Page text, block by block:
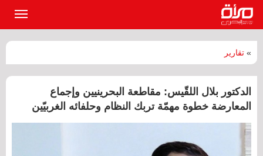
» تقارير
الدكتور بلال اللقّيس: مقاطعة البحرينيين وإجماع
المعارضة خطوة مهمّة تربك النظام وحلفائه الغربيّين